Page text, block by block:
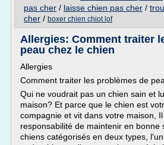
pas cher / laisse chien pas cher /
cher / boxer chien chiot lof
Allergies: Comment traiter
peau chez le chien
Allergies
Comment traiter les problèmes de
Qui ne voudrait pas un chien sain et
maison? Et parce que le chien est
compagnie et vit dans votre maison,
responsabilité de maintenir en bonne
chiens catégorisés en deux types,